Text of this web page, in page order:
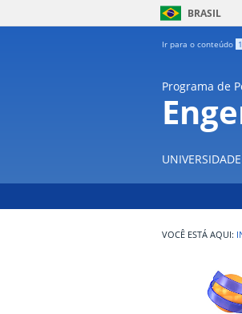
BRASIL
Ir para o conteúdo 1
Programa de